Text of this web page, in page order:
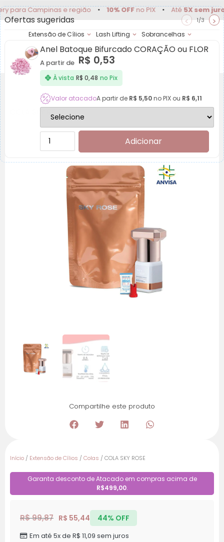
e região • 10% OFFno PIX • Até5X sem juros •
Extensão de Cílios Lash Lifting Sobrancelhas
Achadinhos Minha
COLA SKY ROSE
Compartilhe este produto
Início / Extensão de Cílios / Colas / COLA SKY ROSE
Garanta desconto de Atacado em compras acima de
R$499,00.
R$ 99,87 R$ 55,44 44% OFF
Em até 5x de R$ 11,09 sem juros
Ofertas sugeridas < 1/3 >
Anel Batoque Bifurcado CORAÇÃO ou FLOR
A partir de R$ 0,53
À vista R$ 0,48 no Pix
Valor atacadoA partir de R$ 5,50no PIX ou R$ 6,11
Adicionar